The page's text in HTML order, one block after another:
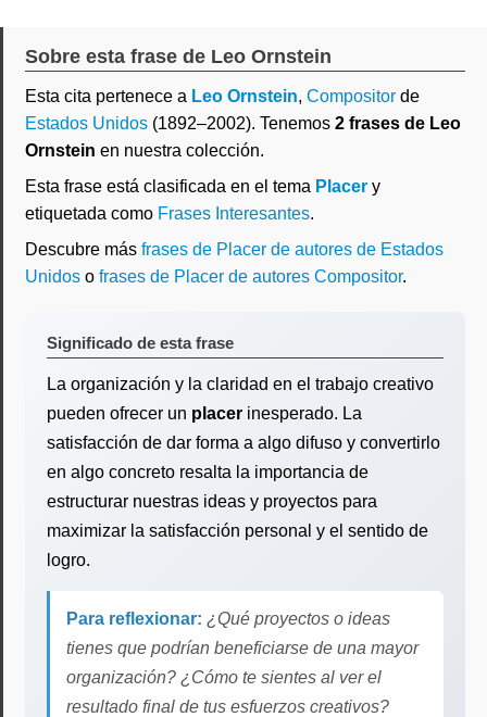
Sobre esta frase de Leo Ornstein
Esta cita pertenece a Leo Ornstein, Compositor de
Estados Unidos (1892–2002). Tenemos 2 frases de Leo
Ornstein en nuestra colección.
Esta frase está clasificada en el tema Placer y
etiquetada como Frases Interesantes.
Descubre más frases de Placer de autores de Estados
Unidos o frases de Placer de autores Compositor.
Significado de esta frase
La organización y la claridad en el trabajo creativo
pueden ofrecer un placer inesperado. La
satisfacción de dar forma a algo difuso y convertirlo
en algo concreto resalta la importancia de
estructurar nuestras ideas y proyectos para
maximizar la satisfacción personal y el sentido de
logro.
Para reflexionar: ¿Qué proyectos o ideas
tienes que podrían beneficiarse de una mayor
organización? ¿Cómo te sientes al ver el
resultado final de tus esfuerzos creativos?